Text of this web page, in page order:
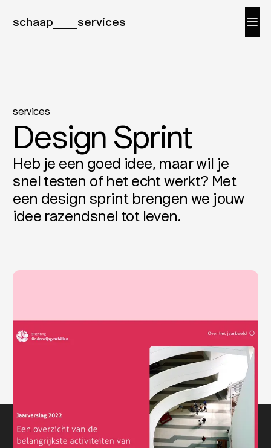
schaap services
services
Design Sprint
Heb je een goed idee, maar wil je
snel testen of het echt werkt? Met
een design sprint brengen we jouw
idee razendsnel tot leven.